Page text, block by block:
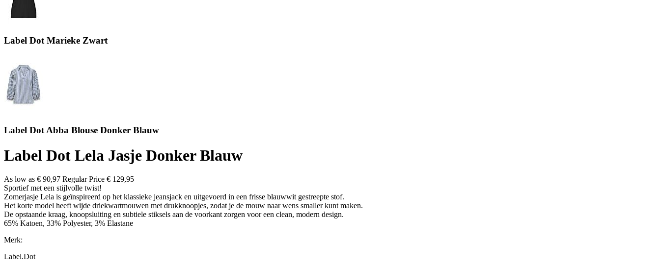
Label Dot Marieke Zwart
Label Dot Abba Blouse Donker Blauw
Label Dot Lela Jasje Donker Blauw
As low as € 90,97 Regular Price € 129,95
Sportief met een stijlvolle twist!
Zomerjasje Lela is geïnspireerd op het klassieke jeansjack en uitgevoerd in een frisse blauwwit gestreepte stof.
Het korte model heeft wijde driekwartmouwen met drukknoopjes, zodat je de mouw naar wens smaller kunt maken.
De opstaande kraag, knoopsluiting en subtiele stiksels aan de voorkant zorgen voor een clean, modern design.
65% Katoen, 33% Polyester, 3% Elastane
Merk:
Label.Dot